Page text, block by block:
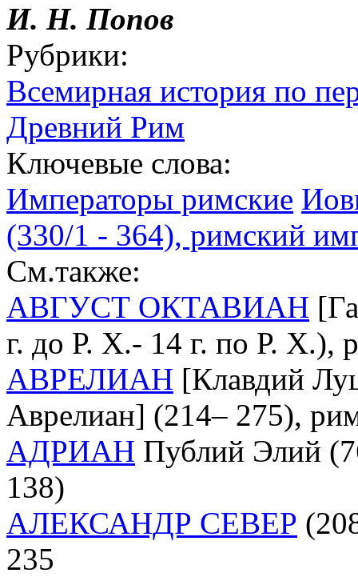
И. Н. Попов
Рубрики:
Всемирная история по
Древний Рим
Ключевые слова:
Императоры римские
(330/1 - 364), римский
См.также:
АВГУСТ ОКТАВИАН
г. до Р. Х.- 14 г. по Р. Х.),
АВРЕЛИАН [Клавдий
Аврелиан] (214– 275),
АДРИАН Публий Элий
138)
АЛЕКСАНДР СЕВЕР
235